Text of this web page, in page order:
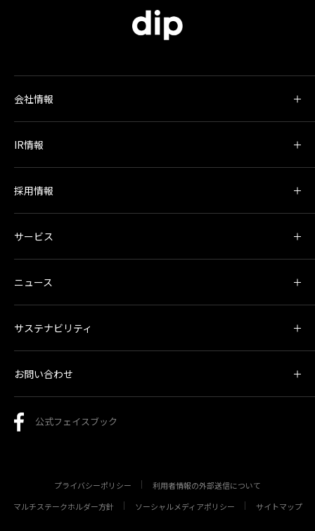
会社情報
IR情報
採用情報
サービス
ニュース
サステナビリティ
お問い合わせ
公式フェイスブック
プライバシーポリシー
利用者情報の外部送信について
マルチステークホルダー方針
ソーシャルメディアポリシー サイトマップ